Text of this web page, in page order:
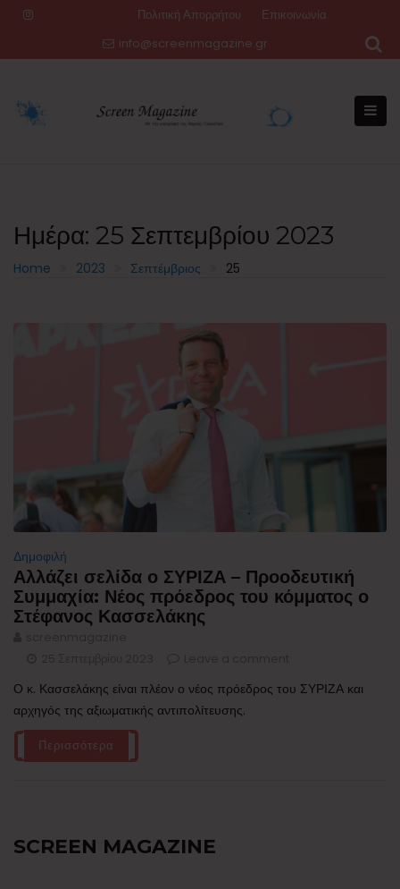
Πολιτική Απορρήτου
Επικοινωνία
info@screenmagazine.gr
Ημέρα: 25 Σεπτεμβρίου 2023
Home 2023 Σεπτέμβριος 25
Δημοφιλή
Αλλάζει σελίδα ο ΣΥΡΙΖΑ – Προοδευτική
Συμμαχία: Νέος πρόεδρος του κόμματος ο
Στέφανος Κασσελάκης
Ο κ. Κασσελάκης είναι πλέον ο νέος πρόεδρος του ΣΥΡΙΖΑ και
αρχηγός της αξιωματικής αντιπολίτευσης.
Περισσότερα
SCREEN MAGAZINE